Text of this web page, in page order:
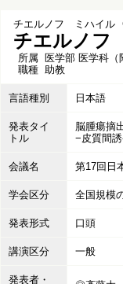
チエルノフ ミハイル
チエルノ
所属 医学部 医学科（
職種 助教
言語種別 日本語
発表タイ
トル
脳腫瘍摘
−皮質間
会議名 第17回日
学会区分 全国規模
発表形式 口頭
講演区分 一般
発表者・